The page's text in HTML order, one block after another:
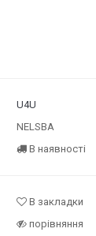
U4U
NELSBA
В наявності
В закладки
порівняння